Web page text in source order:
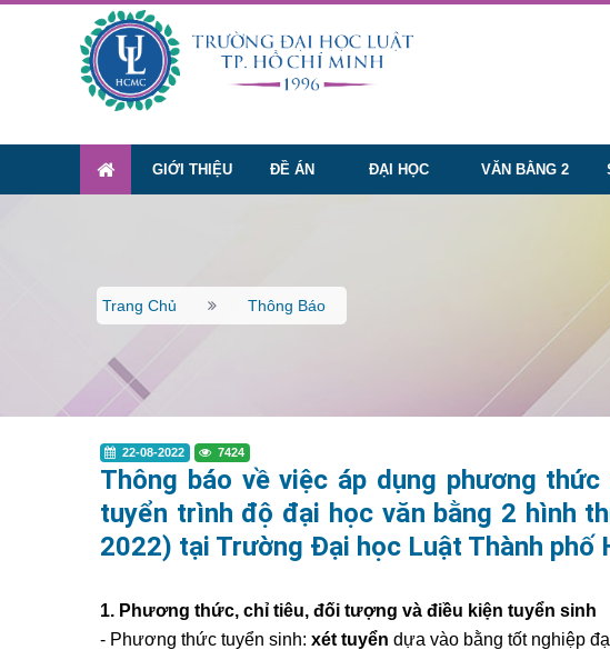
GIỚI THIỆU ĐỀ ÁN ĐẠI HỌC VĂN BẰNG 2
Trang Chủ Thông Báo
22-08-2022 7424
Thông báo về việc áp dụng phương
tuyển trình độ đại học văn bằng 2 hình
2022) tại Trường Đại học Luật Thành phố
1. Phương thức, chỉ tiêu, đối tượng và điều kiện tuyển sinh
- Phương thức tuyển sinh: xét tuyển dựa vào bằng tốt nghiệp